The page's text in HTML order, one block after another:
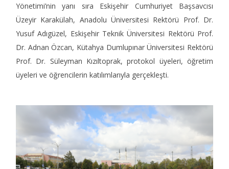
Yönetimi’nin yanı sıra Eskişehir Cumhuriyet Başsavcısı
Üzeyir Karakülah, Anadolu Üniversitesi Rektörü Prof. Dr.
Yusuf Adıgüzel, Eskişehir Teknik Üniversitesi Rektörü Prof.
Dr. Adnan Özcan, Kütahya Dumlupınar Üniversitesi Rektörü
Prof. Dr. Süleyman Kızıltoprak, protokol üyeleri, öğretim
üyeleri ve öğrencilerin katılımlarıyla gerçekleşti.